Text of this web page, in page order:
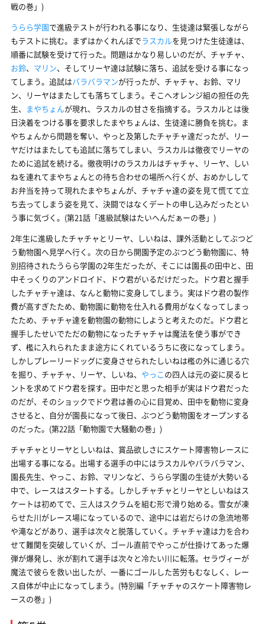
戦の巻」)
うらら学園で進級テストが行われる事になり、生徒達は緊張しながら
もテストに挑む。まずはかくれんぼでラスカルを見つけた生徒達は、
順番に試験を受けて行った。問題はかなり易しいのだが、チャチャ、
お鈴、 マリン、そしてリーヤ達は試験に落ち、追試を受ける事になっ
てしまう。追試はバラバラマンが行ったが、チャチャ、お鈴、マリ
ン、リーヤはまたしても落ちてしまう。そこへオレンジ組の担任の先
生、 まやちょんが現れ、ラスカルの甘さを指摘する。ラスカルとは後
日決着をつける事を要求したまやちょんは、生徒達に勝負を挑む。ま
やちょんから問題を奪い、やっと及第したチャチャ達だったが、リー
ヤだけはまたしても追試に落ちてしまい、ラスカルは徹夜でリーヤの
ために追試を続ける。徹夜明けのラスカルはチャチャ、リーヤ、しい
ねを連れてまやちょんとの待ち合わせの場所へ行くが、おめかしして
お弁当を持って現れたまやちょんが、チャチャ達の姿を見て慌てて立
ち去ってしまう姿を見て、決闘ではなくデートの申し込みだったとい
う事に気づく。(第21話「進級試験はたいへんだぁーの巻」)
2年生に進級したチャチャとリーヤ、しいねは、課外活動としてぶつど
う動物園へ見学へ行く。次の日から開園予定のぶつどう動物園に、特
別招待されたうらら学園の2年生だったが、そこには園長の田中と、田
中そっくりのアンドロイド、ドウ君がいるだけだった。ドウ君と握手
したチャチャ達は、なんと動物に変身してしまう。実はドウ君の製作
費が高すぎたため、動物園に動物を仕入れる費用がなくなってしまっ
たため、チャチャ達を動物園の動物にしようと考えたのだ。ドウ君と
握手したせいでただの動物になったチャチャは魔法を使う事ができ
ず、檻に入れられたまま途方にくれているうちに夜になってしまう。
しかしプレーリードッグに変身させられたしいねは檻の外に通じる穴
を掘り、チャチャ、リーヤ、しいね、 やっこの四人は元の姿に戻るヒ
ントを求めてドウ君を探す。田中だと思った相手が実はドウ君だった
のだが、そのショックでドウ君は善の心に目覚め、田中を動物に変身
させると、自分が園長になって後日、ぶつどう動物園をオープンする
のだった。(第22話「動物園で大騒動の巻」)
チャチャとリーヤとしいねは、賞品欲しさにスケート障害物レースに
出場する事になる。出場する選手の中にはラスカルやバラバラマン、
園長先生、やっこ、お鈴、マリンなど、うらら学園の生徒が大勢いる
中で、レースはスタートする。しかしチャチャとリーヤとしいねはス
ケートは初めてで、三人はスクラムを組む形で滑り始める。雪女が凍
らせた川がレース場になっているので、途中には岩だらけの急流地帯
や滝などがあり、選手は次々と脱落していく。チャチャ達は力を合わ
せて難関を突破していくが、ゴール直前でやっこが仕掛けてあった爆
弾が爆発し、氷が割れて選手は次々と冷たい川に転落。セラヴィーが
魔法で彼らを救い出したが、一番にゴールした苦労もむなしく、レー
ス自体が中止になってしまう。(特別編「チャチャのスケート障害物レ
ースの巻」)